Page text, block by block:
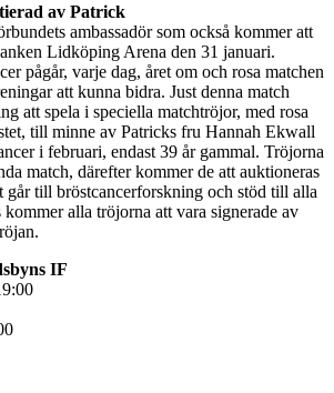
av Patrick
ambassadör som också kommer att
Lidköping Arena den 31 januari.
pågår, varje dag, året om och rosa matchen
att kunna bidra. Just denna match
att spela i speciella matchtröjor, med rosa
till minne av Patricks fru Hannah Ekwall
i februari, endast 39 år gammal. Tröjorna
match, därefter kommer de att auktioneras
går till bröstcancerforskning och stöd till alla
alla tröjorna att vara signerade av
IF